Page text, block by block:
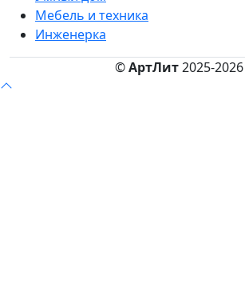
Мебель и техника
Инженерка
©АртЛит2025-2026